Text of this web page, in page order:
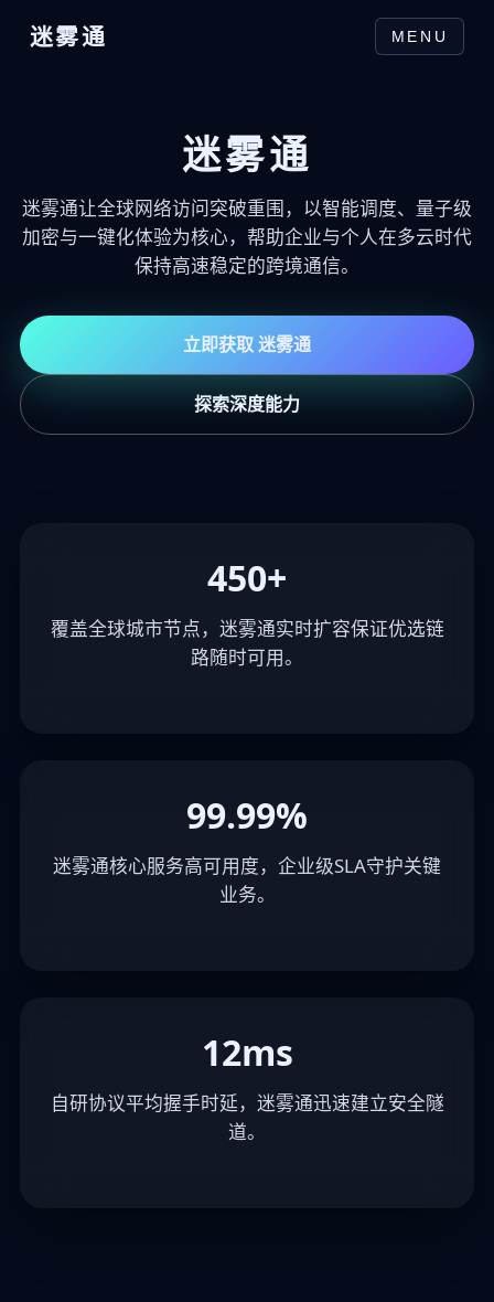
迷雾通 MENU
迷雾通
迷雾通让全球网络访问突破重围，以智能调度、量子级
加密与一键化体验为核心，帮助企业与个人在多云时代
保持高速稳定的跨境通信。
立即获取 迷雾通
探索深度能力
450+
覆盖全球城市节点，迷雾通实时扩容保证优选链
路随时可用。
99.99%
迷雾通核心服务高可用度，企业级SLA守护关键
业务。
12ms
自研协议平均握手时延，迷雾通迅速建立安全隧
道。